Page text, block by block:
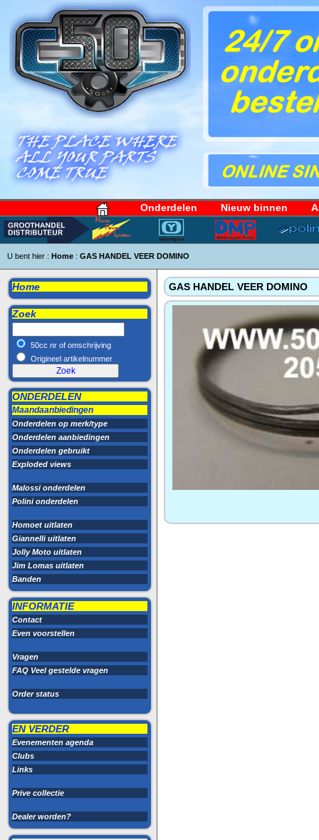
Onderdelen Nieuw binnen
U bent hier : Home : GAS HANDEL VEER DOMINO
Home
Zoek
50cc nr of omschrijving
Origineel artikelnummer
ONDERDELEN
Maandaanbiedingen
Onderdelen op merk/type
Onderdelen aanbiedingen
Onderdelen gebruikt
Exploded views
Malossi onderdelen
Polini onderdelen
Homoet uitlaten
Giannelli uitlaten
Jolly Moto uitlaten
Jim Lomas uitlaten
Banden
INFORMATIE
Contact
Even voorstellen
Vragen
FAQ Veel gestelde vragen
Order status
EN VERDER
Evenementen agenda
Clubs
Links
Prive collectie
Dealer worden?
GAS HANDEL VEER DOMINO